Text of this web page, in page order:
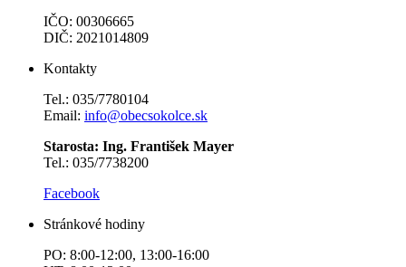
IČO: 00306665
DIČ: 2021014809
Kontakty
Tel.: 035/7780104
Email: info@obecsokolce.sk
Starosta: Ing. František Mayer
Tel.: 035/7738200
Facebook
Stránkové hodiny
PO: 8:00-12:00, 13:00-16:00